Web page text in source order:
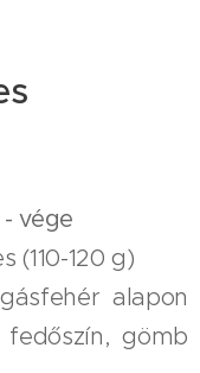
vége
(110-120 g)
alapon
gömb